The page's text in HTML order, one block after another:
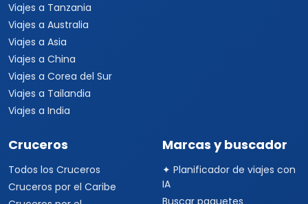
Viajes a Egipto
Viajes a Medio Oriente
Viajes a Alemania
Viajes a Suiza
Viajes a África
Viajes a Sudáfrica
Viajes a Kenia
Viajes a Australia
Viajes a Asia
Viajes a Corea del Sur